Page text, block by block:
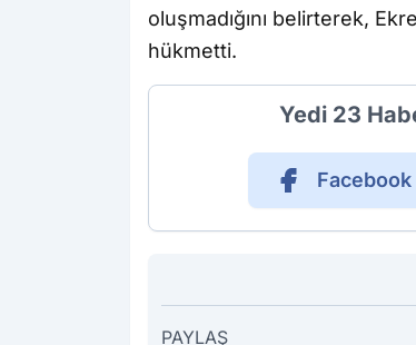
oluşmadığını belirterek,
hükmetti.
Yedi 23
Facebook
PAYLAŞ